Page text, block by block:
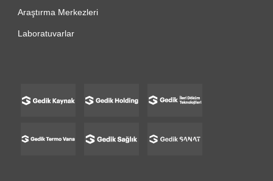
Araştırma Merkezleri
Laboratuvarlar